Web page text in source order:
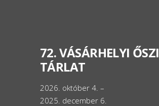
72. VÁSÁRHELYI ŐSZI
TÁRLAT
2026. október 4. –
2025. december 6.